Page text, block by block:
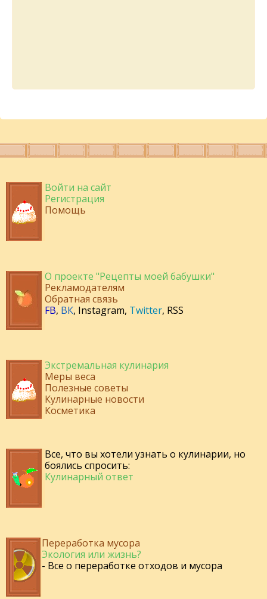
Войти на сайт
Регистрация
Помощь
О проекте "Рецепты моей бабушки"
Рекламодателям
Обратная связь
FB, ВК, Instagram, Twitter, RSS
Экстремальная кулинария
Меры веса
Полезные советы
Кулинарные новости
Косметика
Все, что вы хотели узнать о кулинарии, но
боялись спросить:
Кулинарный ответ
Переработка мусора
Экология или жизнь?
- Все о переработке отходов и мусора